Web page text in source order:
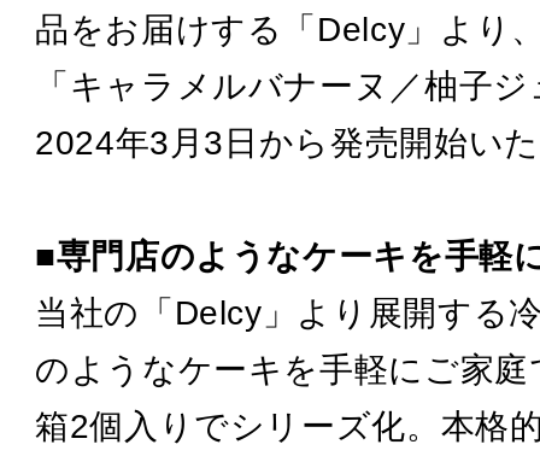
品をお届けする「Delcy」より
「キャラメルバナーヌ／柚子
2024年3月3日から発売開始い
■専門店のようなケーキを手軽
当社の「Delcy」より展開する
のようなケーキを手軽にご家
箱2個入りでシリーズ化。本格